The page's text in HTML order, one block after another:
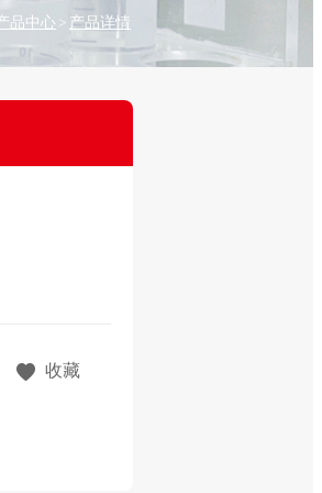
品中心 > 产品详情
收藏